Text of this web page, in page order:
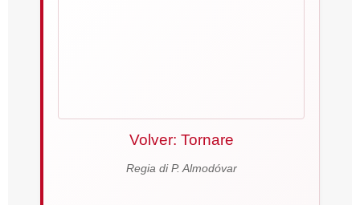
Volver: Tornare
Regia di P. Almodóvar